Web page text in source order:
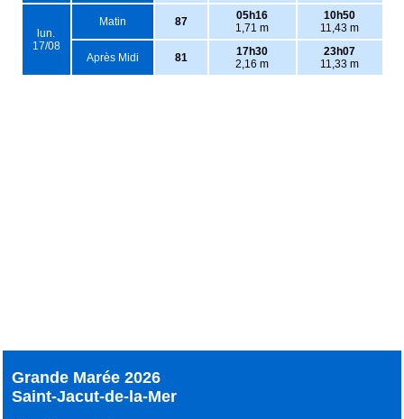
lun.
17/08
Matin 87
05h16
1,71 m
10h50
11,43 m
Après Midi 81
17h30
2,16 m
23h07
11,33 m
Grande Marée 2026
Saint-Jacut-de-la-Mer